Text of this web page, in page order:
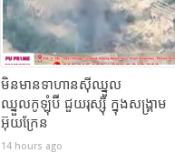
មិនមានទាហានស៊ីឈ្នួល
ឈ្នួលកូឡុំប៊ី ជួយរុស្ស៊ី ក្នុងសង្រ្គាម
អ៊ុយក្រែន
14 hours ago